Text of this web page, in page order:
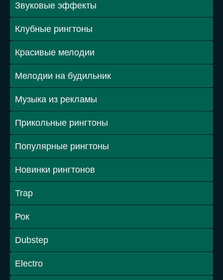
Звуковые эффекты
Клубные рингтоны
Красивые мелодии
Мелодии на будильник
Музыка из рекламы
Прикольные рингтоны
Популярные рингтоны
Новинки рингтонов
Trap
Рок
Dubstep
Electro